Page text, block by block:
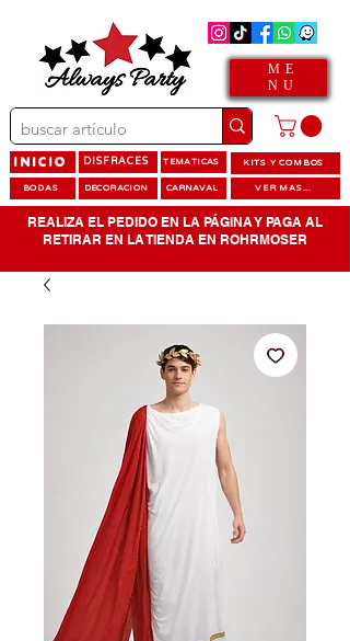
ME
NU
INICIO DISFRACES TEMATICAS KITS Y COMBOS
BODAS DECORACION CARNAVAL VER MAS...
REALIZA EL PEDIDO EN LA PÁGINA Y PAGA AL
RETIRAR EN LA TIENDA EN ROHRMOSER